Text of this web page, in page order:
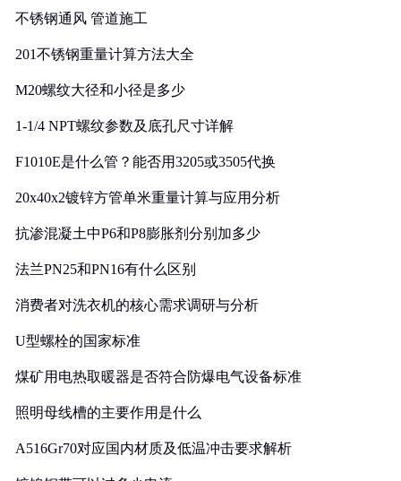
不锈钢通风 管道施工
201不锈钢重量计算方法大全
M20螺纹大径和小径是多少
1-1/4 NPT螺纹参数及底孔尺寸详解
F1010E是什么管？能否用3205或3505代换
20x40x2镀锌方管单米重量计算与应用分析
抗渗混凝土中P6和P8膨胀剂分别加多少
法兰PN25和PN16有什么区别
消费者对洗衣机的核心需求调研与分析
U型螺栓的国家标准
煤矿用电热取暖器是否符合防爆电气设备标准
照明母线槽的主要作用是什么
A516Gr70对应国内材质及低温冲击要求解析